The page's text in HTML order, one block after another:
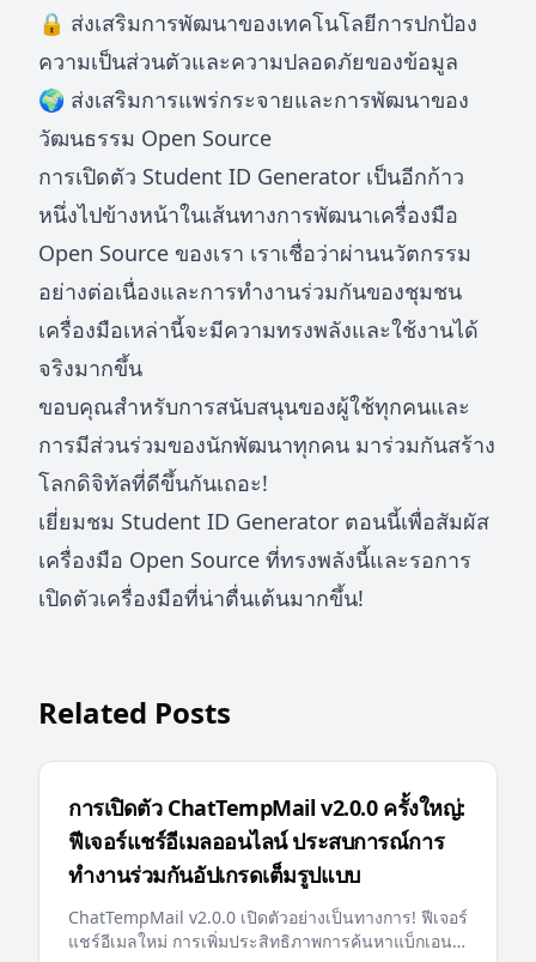
🔒 ส่งเสริมการพัฒนาของเทคโนโลยีการปกป้อง
ความเป็นส่วนตัวและความปลอดภัยของข้อมูล
🌍 ส่งเสริมการแพร่กระจายและการพัฒนาของ
วัฒนธรรม Open Source
การเปิดตัว Student ID Generator เป็นอีกก้าว
หนึ่งไปข้างหน้าในเส้นทางการพัฒนาเครื่องมือ
Open Source ของเรา เราเชื่อว่าผ่านนวัตกรรม
อย่างต่อเนื่องและการทำงานร่วมกันของชุมชน
เครื่องมือเหล่านี้จะมีความทรงพลังและใช้งานได้
จริงมากขึ้น
ขอบคุณสำหรับการสนับสนุนของผู้ใช้ทุกคนและ
การมีส่วนร่วมของนักพัฒนาทุกคน มาร่วมกันสร้าง
โลกดิจิทัลที่ดีขึ้นกันเถอะ!
เยี่ยมชม Student ID Generator ตอนนี้เพื่อสัมผัส
เครื่องมือ Open Source ที่ทรงพลังนี้และรอการ
เปิดตัวเครื่องมือที่น่าตื่นเต้นมากขึ้น!
Related Posts
การเปิดตัว ChatTempMail v2.0.0 ครั้งใหญ่:
ฟีเจอร์แชร์อีเมลออนไลน์ ประสบการณ์การ
ทำงานร่วมกันอัปเกรดเต็มรูปแบบ
ChatTempMail v2.0.0 เปิดตัวอย่างเป็นทางการ! ฟีเจอร์
แชร์อีเมลใหม่ การเพิ่มประสิทธิภาพการค้นหาแบ็กเอนด์